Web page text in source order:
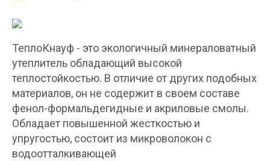
ТеплоКнауф - это экологичный минераловатный
утеплитель обладающий высокой
теплостойкостью. В отличие от других подобных
материалов, он не содержит в своем составе
фенол-формальдегидные и акриловые смолы.
Обладает повышенной жесткостью и
упругостью, состоит из микроволокон с
водоотталкивающей